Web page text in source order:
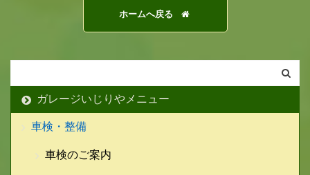
ホームへ戻る
ガレージいじりやメニュー
車検・整備
車検のご案内